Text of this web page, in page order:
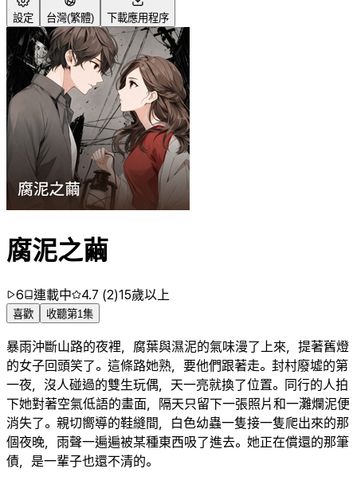
設定 台灣(繁體) 下載應用程序
腐泥之繭
6 連載中 4.7 (2)15歲以上
喜歡 收聽第1集
暴雨沖斷山路的夜裡，腐葉與濕泥的氣味漫了上來，提著舊燈
的女子回頭笑了。這條路她熟，要他們跟著走。封村廢墟的第
一夜，沒人碰過的雙生玩偶，天一亮就換了位置。同行的人拍
下她對著空氣低語的畫面，隔天只留下一張照片和一灘爛泥便
消失了。親切嚮導的鞋縫間，白色幼蟲一隻接一隻爬出來的那
個夜晚，雨聲一遍遍被某種東西吸了進去。她正在償還的那筆
債，是一輩子也還不清的。